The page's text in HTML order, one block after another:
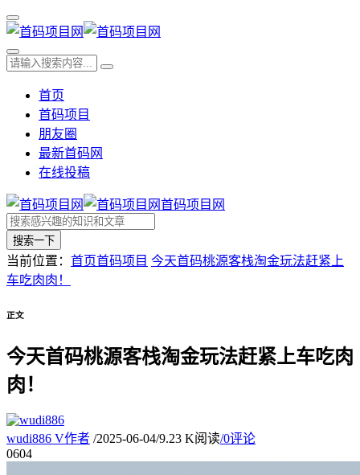
首页
首码项目
朋友圈
最新首码网
在线投稿
首码项目网
搜索一下
当前位置： 首页首码项目 今天首码桃源客栈淘金玩法赶紧上
车吃肉肉！
正文
今天首码桃源客栈淘金玩法赶紧上车吃肉
肉！
wudi886 V作者 /2025-06-04/9.23 K阅读/0评论
0604